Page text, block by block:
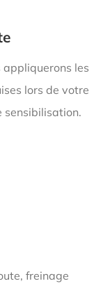
appliquerons les
lors de votre
sensibilisation.
freinage